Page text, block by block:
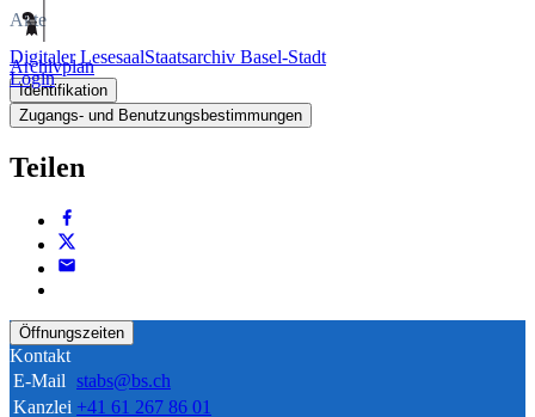
Digitaler LesesaalStaatsarchiv Basel-Stadt
Login
Akte
Archivplan
Identifikation
Zugangs- und Benutzungsbestimmungen
Teilen
Öffnungszeiten
Kontakt
E-Mail stabs@bs.ch
Kanzlei +41 61 267 86 01